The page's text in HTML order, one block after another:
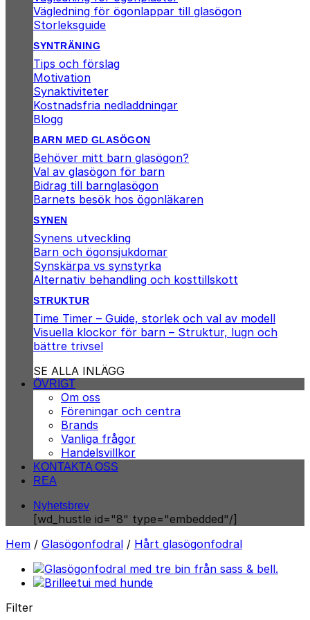
Vägledning för ögonlappar till glasögon
Storleksguide
SYNTRÄNING
Tips och förslag
Motivation
Synaktiviteter
Kostnadsfria nedladdningar
Blogg
BARN MED GLASÖGON
Behöver mitt barn glasögon?
Val av glasögon för barn
Bidrag till barnglasögon
Barnets besök hos ögonläkaren
SYNEN
Synens utveckling
Barn och ögonsjukdomar
Synskärpa vs synstyrka
Alternativ behandling och kosttillskott
STRUKTUR
Time Timer – Guide, storlek och val av modell
Visuella klockor för barn – Struktur, lugn och
bättre trivsel
SE ALLA INLÄGG
ÖVRIGT
Om oss
Föreningar och centra
Brands
Vanliga frågor
Handelsvillkor
KONTAKTA OSS
REA
Nyhetsbrev
[wd_hustle id="8" type="embedded"/]
Hem / Glasögonfodral / Hårt glasögonfodral
Filter